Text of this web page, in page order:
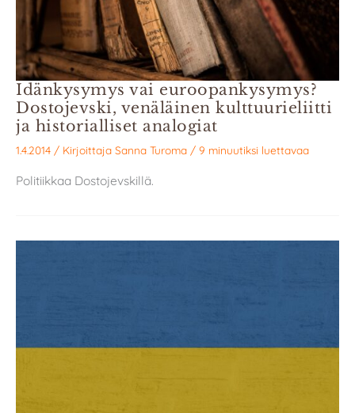
Idänkysymys vai euroopankysymys?
Dostojevski, venäläinen kulttuurieliitti
ja historialliset analogiat
1.4.2014 / Kirjoittaja Sanna Turoma / 9 minuutiksi luettavaa
Politiikkaa Dostojevskillä.